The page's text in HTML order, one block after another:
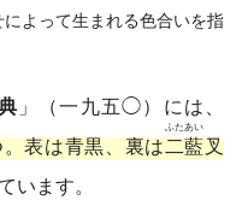
よって生まれる色合いを指
」（一九五◯）には、
表は青黒、裏は二藍
ふたあい
叉
います。